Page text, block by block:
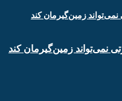
نمی‌تواند زمین‌گیرمان کند